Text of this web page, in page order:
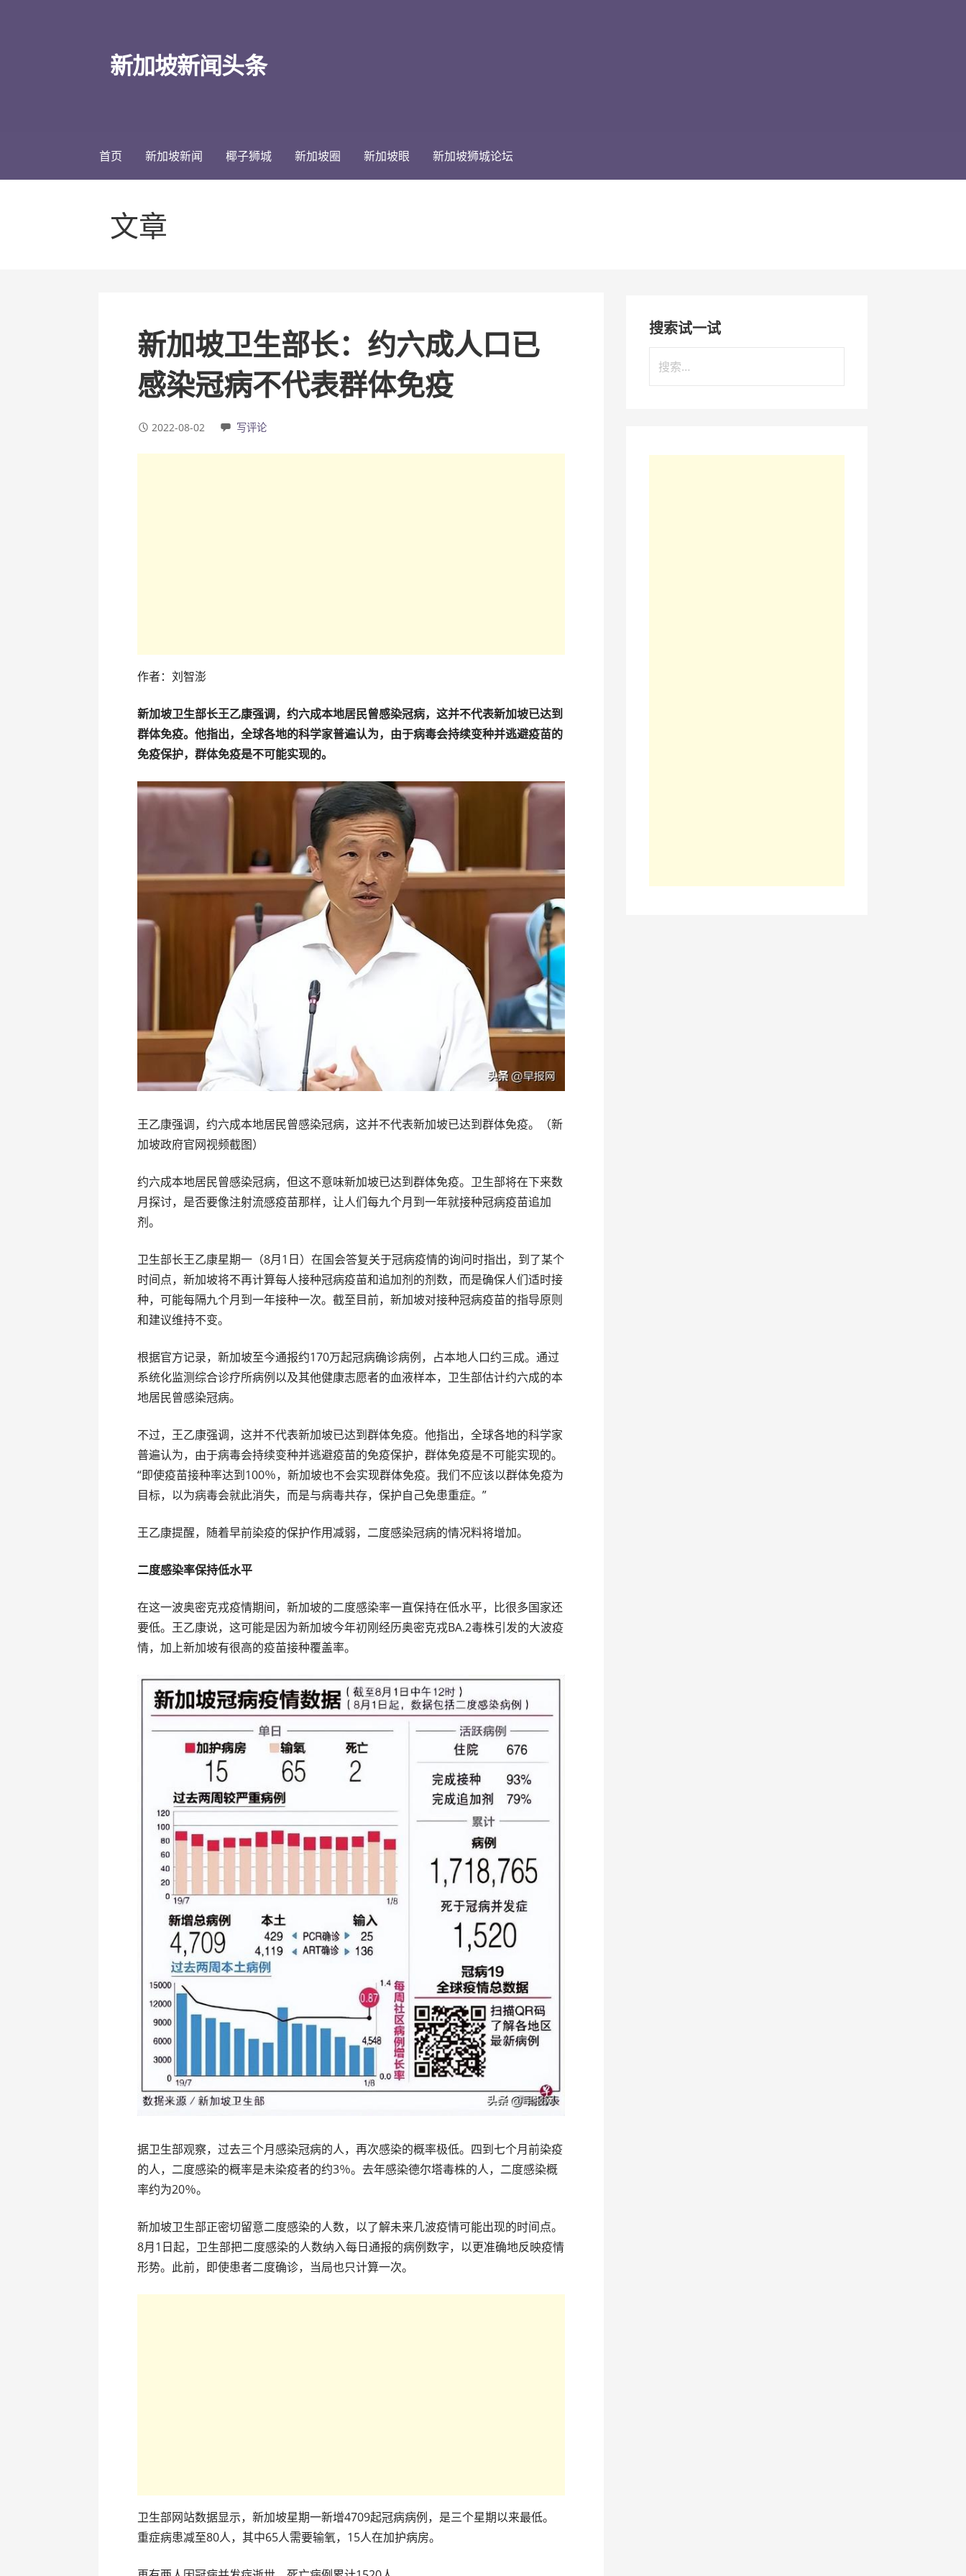
新加坡新闻头条
首页 新加坡新闻 椰子狮城 新加坡圈 新加坡眼 新加坡狮城论坛
文章
新加坡卫生部长：约六成人口已
感染冠病不代表群体免疫
2022-08-02 写评论
作者：刘智澎
新加坡卫生部长王乙康强调，约六成本地居民曾感染冠病，这并不代表新加坡已达到
群体免疫。他指出，全球各地的科学家普遍认为，由于病毒会持续变种并逃避疫苗的
免疫保护，群体免疫是不可能实现的。
王乙康强调，约六成本地居民曾感染冠病，这并不代表新加坡已达到群体免疫。（新
加坡政府官网视频截图）
约六成本地居民曾感染冠病，但这不意味新加坡已达到群体免疫。卫生部将在下来数
月探讨，是否要像注射流感疫苗那样，让人们每九个月到一年就接种冠病疫苗追加
剂。
卫生部长王乙康星期一（8月1日）在国会答复关于冠病疫情的询问时指出，到了某个
时间点，新加坡将不再计算每人接种冠病疫苗和追加剂的剂数，而是确保人们适时接
种，可能每隔九个月到一年接种一次。截至目前，新加坡对接种冠病疫苗的指导原则
和建议维持不变。
根据官方记录，新加坡至今通报约170万起冠病确诊病例，占本地人口约三成。通过
系统化监测综合诊疗所病例以及其他健康志愿者的血液样本，卫生部估计约六成的本
地居民曾感染冠病。
不过，王乙康强调，这并不代表新加坡已达到群体免疫。他指出，全球各地的科学家
普遍认为，由于病毒会持续变种并逃避疫苗的免疫保护，群体免疫是不可能实现的。
“即使疫苗接种率达到100％，新加坡也不会实现群体免疫。我们不应该以群体免疫为
目标，以为病毒会就此消失，而是与病毒共存，保护自己免患重症。”
王乙康提醒，随着早前染疫的保护作用减弱，二度感染冠病的情况料将增加。
二度感染率保持低水平
在这一波奥密克戎疫情期间，新加坡的二度感染率一直保持在低水平，比很多国家还
要低。王乙康说，这可能是因为新加坡今年初刚经历奥密克戎BA.2毒株引发的大波疫
情，加上新加坡有很高的疫苗接种覆盖率。
据卫生部观察，过去三个月感染冠病的人，再次感染的概率极低。四到七个月前染疫
的人，二度感染的概率是未染疫者的约3％。去年感染德尔塔毒株的人，二度感染概
率约为20％。
新加坡卫生部正密切留意二度感染的人数，以了解未来几波疫情可能出现的时间点。
8月1日起，卫生部把二度感染的人数纳入每日通报的病例数字，以更准确地反映疫情
形势。此前，即使患者二度确诊，当局也只计算一次。
卫生部网站数据显示，新加坡星期一新增4709起冠病病例，是三个星期以来最低。
重症病患减至80人，其中65人需要输氧，15人在加护病房。
搜索试一试
索